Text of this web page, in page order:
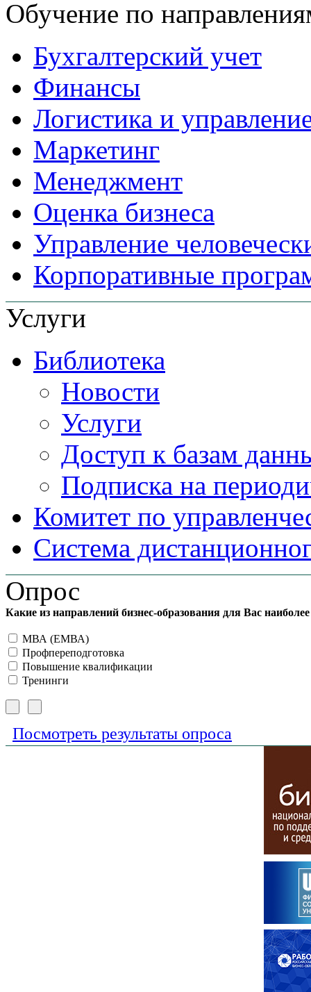
Обучение по
Бухгалтерский учет
Финансы
Логистика и
Маркетинг
Менеджмент
Оценка бизнеса
Управление
Корпоративные
Услуги
Библиотека
Новости
Услуги
Доступ к базам
Подписка на
Комитет по
Система
Опрос
Какие из направлений бизнес-образования для Вас
МВА (ЕМВА)
Профпереподготовка
Повышение квалификации
Тренинги
Посмотреть результаты опроса